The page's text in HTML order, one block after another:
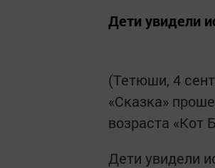
Дети увидели
(Тетюши, 4
«Сказка»
возраста «Кот
Дети увидели